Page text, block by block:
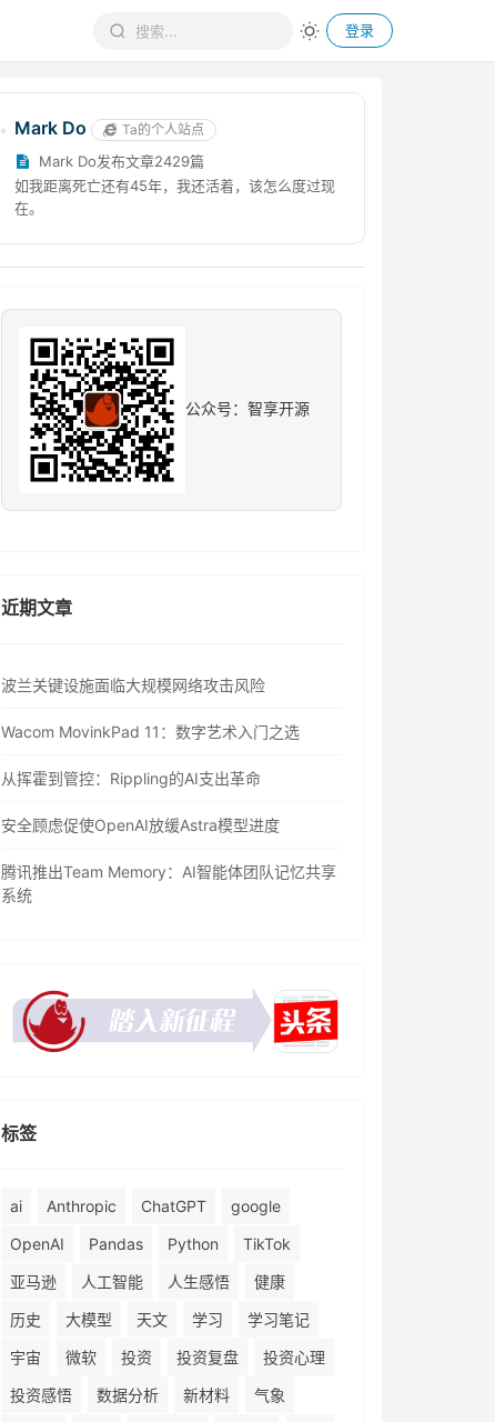
登录
Mark Do Ta的个人站点
Mark Do发布文章2429篇
如我距离死亡还有45年，我还活着，该怎么度过现
在。
公众号：智享开源
近期文章
波兰关键设施面临大规模网络攻击风险
Wacom MovinkPad 11：数字艺术入门之选
从挥霍到管控：Rippling的AI支出革命
安全顾虑促使OpenAI放缓Astra模型进度
腾讯推出Team Memory：AI智能体团队记忆共享
系统
标签
ai Anthropic ChatGPT
google
OpenAI
Pandas Python
TikTok
亚马逊
人工智能 人生感悟
健康
历史
大模型 天文 学习
学习笔记
宇宙
微软 投资 投资复盘
投资心理
投资感悟
数据分析 新材料
气象